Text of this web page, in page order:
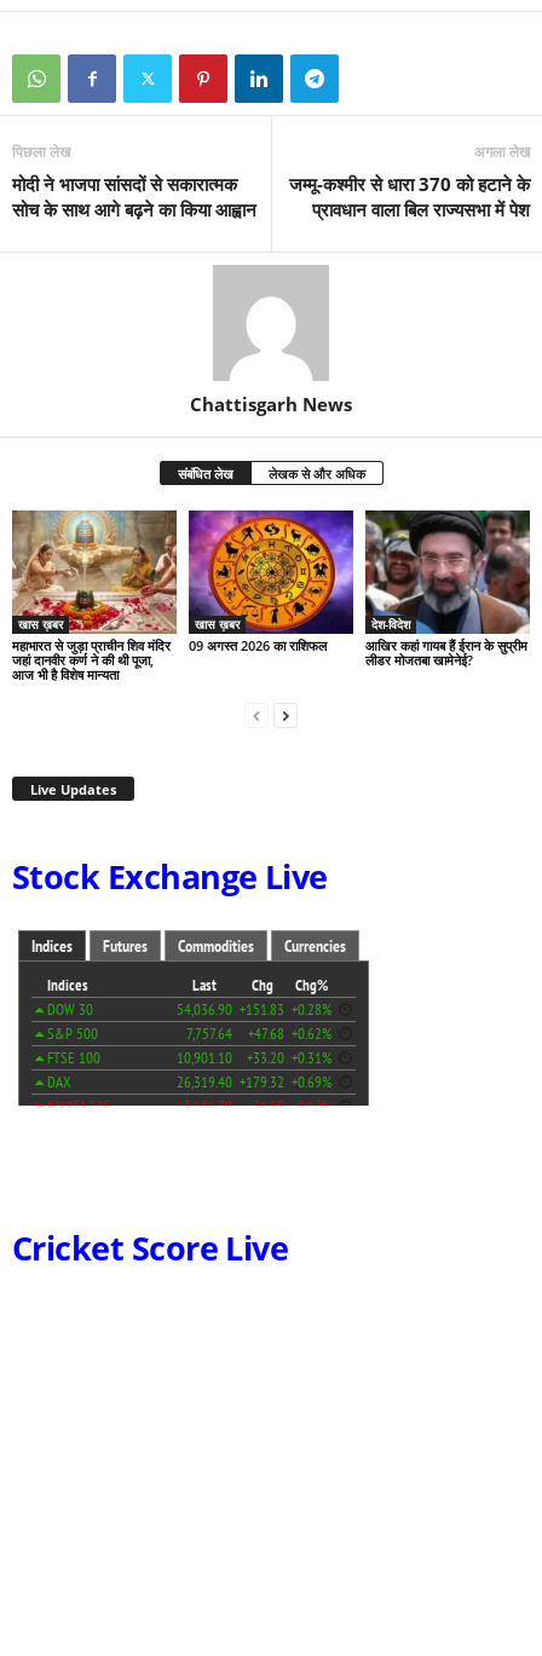
पिछला लेख
मोदी ने भाजपा सांसदों से सकारात्मक
सोच के साथ आगे बढ़ने का किया आह्वान
अगला लेख
जम्मू-कश्मीर से धारा 370 को हटाने के
प्रावधान वाला बिल राज्यसभा में पेश
Chattisgarh News
संबंधित लेख लेखक से और अधिक
खास ख़बर
महाभारत से जुड़ा प्राचीन शिव मंदिर
जहां दानवीर कर्ण ने की थी पूजा,
आज भी है विशेष मान्यता
खास ख़बर
09 अगस्त 2026 का राशिफल
देश-विदेश
आखिर कहां गायब हैं ईरान के सुप्रीम
लीडर मोजतबा खामेनेई?
Live Updates
Stock Exchange Live
Cricket Score Live